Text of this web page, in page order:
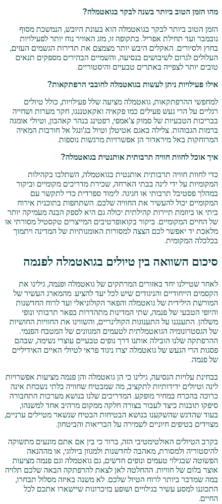
מהו הזמן הטוב ביותר בשנה לבקר בגואטמלה?
הזמן הטוב ביותר לבקר בגואטמלה הוא בעונת היובש, הנמשכת מסוף
נובמבר ועד תחילת אפריל. בתקופה זו, מזג האוויר נוח יותר לפעילויות
בחוץ ולסיורים. האקלים היבש יותר מצמצם את תדירות הגשמים העזים,
העלולים לגרום לשיבושים בנסיעה, והשמיים הבהירים מספקים תנאים
טובים יותר לצפייה באתרים טבעיים והיסטוריים.
אילו פעילויות ניתן לעשות בגואטמלה לחובבי הרפתקאות?
למחפשי ההרפתקאות, גואטמלה מציעה שלל פעילויות, כולל טיולים
רגליים על הרי געש פעילים כמו פקאיה ואקאטננגו, חקר מערות ושחייה
בבריכות הטבעיות של סמוק צ'אמפי, רפטינג בנהר קאהבון, וטיולי אומגה
ברמות הגבוהות. צלילה באגם אטיטלן וטיול בג'ונגל אל חורבות המאיה
המרוחקות באל מיראדור הן אפשרויות מרגשות נוספות.
איך אוכל לחוות חוויה תרבותית אותנטית בגואטמלה?
כדי לחוות חוויה תרבותית אותנטית בגואטמלה, השתלבו בקהילות
המקומיות על ידי לינה בבתי הארחה, שכירת מדריכים מקומיים וביקור
במהלך פסטיבל תרבותי או חגיגה. לימוד ספרדית כדי לתקשר עם
המקומיים יכול להעשיר את החוויה שלכם. השתתפות בתוכנית אירוח
ביתי או ביוזמת תיירות קהילתית יכולה גם היא לספק הבנה מעמיקה יותר
של החיים המקומיים. ביקור בקואופרטיבים המייצרים טקסטיל מסורתי או
מלאכת יד יאפשר לכם הצצה למסורות האומנותיות של המדינה ויתמוך
בכלכלה המקומית.
סיכום השוואה בין טיולים בגואטמלה לפנמה
לאחר שטיילנו יחד באזורים המרתקים של גואטמלה ופנמה, גילינו את
הקסמים הייחודיים והניגודים שיש לכל יעד להציע. מהמארג העשיר של
המורשת הילידית של גואטמלה והפאר הקולוניאלי ועד לרוח החדשנות
והיופי הטבעי של פנמה, שתי המדינות מתהדרות בפאר תרבותי ונופי
משלהן. התענגנו על התענוגות הקולינריים, והשווינו את החוויות החושיות
של הגסטרונומיה הגואטמלתית לטעמים המגוונים של המטבח הפנמי.
ההרפתקה שלנו הובילה אותנו דרך נופים טבעיים עוצרי נשימה, שבהם
פסגות הרי הגעש של גואטמלה יצרו ניגוד פראי לטיולי האיים האידיליים
של פנמה.
בבחינת עלויות הנסיעה, גילינו כי הן גואטמלה והן פנמה מציעות אפשרויות
לינה וטיולים ידידותיות לתקציב, מה שמבטיח שחוויה בלתי נשכחת אינה
כרוכה בהכרח במחיר מופקע. המדריכים שלנו בנושא מערכות התחבורה
סיפקו תובנות כיצד לעבור בצורה חלקה ממקום מרהיב אחד למשנהו,
בעוד שהדגש שהשקענו בנושא הבטיחות הבטיח שנשאר מטיילים ערניים,
מצוידים בטיפים חיוניים לשמירה על הבריאות והביטחון.
בקרב הטיולים האולטימטיבי הזה, ברור כי בין אם אתם מונעים מתשוקה
להיסטוריה ולמסורת, מאהבה לחדשנות ולמגוון ביולוגי, או מההנאה
הפשוטה שבגילוי טעמים ונופים חדשים, גם גואטמלה וגם פנמה מציעות
אוצר בלום של חוויות. ההחלטה לאן לצאת להרפתקה הבאה שלכם תלויה
במה שמדבר ביותר לרוח הטיול שלכם. לא משנה באיזה מסלול תבחרו,
התכוננו למסע עשיר בגילויים ושופע בזיכרונות שיישארו אתכם לכל
החיים.